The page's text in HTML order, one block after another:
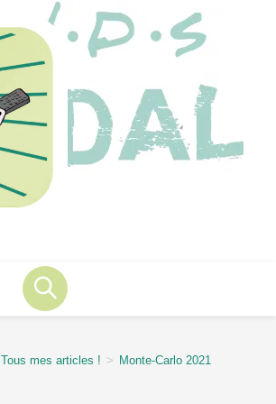
Tous mes articles ! > Monte-Carlo 2021